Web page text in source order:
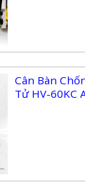
Cân Bàn
Tử HV-60KC